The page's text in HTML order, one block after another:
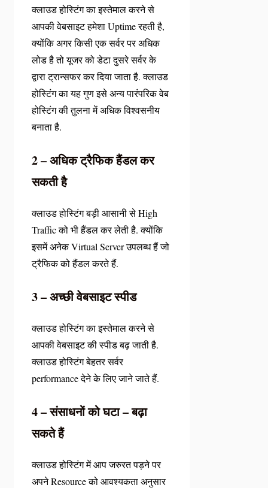
क्लाउड होस्टिंग का इस्तेमाल करने से
आपकी वेबसाइट हमेशा Uptime रहती है,
क्योंकि अगर किसी एक सर्वर पर अधिक
लोड है तो यूजर को डेटा दुसरे सर्वर के
द्वारा ट्रान्सफर कर दिया जाता है. क्लाउड
होस्टिंग का यह गुण इसे अन्य पारंपरिक वेब
होस्टिंग की तुलना में अधिक विश्वसनीय
बनाता है.
2 – अधिक ट्रैफिकहैंडल कर
सकती है
क्लाउड होस्टिंग बड़ी आसानी से High
Traffic को भी हैंडल कर लेती है. क्योंकि
इसमें अनेक Virtual Server उपलब्ध हैं जो
ट्रैफिक को हैंडल करते हैं.
3 – अच्छी वेबसाइट स्पीड
क्लाउड होस्टिंग का इस्तेमाल करने से
आपकी वेबसाइट की स्पीड बढ़ जाती है.
क्लाउड होस्टिंग बेहतर सर्वर
performance देने के लिए जाने जाते हैं.
4 – संसाधनों को घटा – बढ़ा
सकते हैं
क्लाउड होस्टिंग में आप जरुरत पड़ने पर
अपने Resource को आवश्यकता अनुसार